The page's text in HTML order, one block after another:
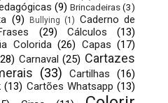
(9) Brincadeiras(3)
(9) Bullying (1) Caderno de
(29) Cálculos
(13)
Colorida (26) Capas (17)
Carnaval (25) Cartazes
(33) Cartilhas
(16)
(13) Cartões Whatsapp (13)